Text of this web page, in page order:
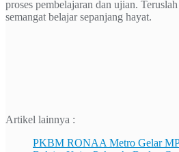
proses pembelajaran dan ujian.
semangat belajar sepanjang hayat.
Artikel lainnya :
PKBM RONAA Metro Gelar